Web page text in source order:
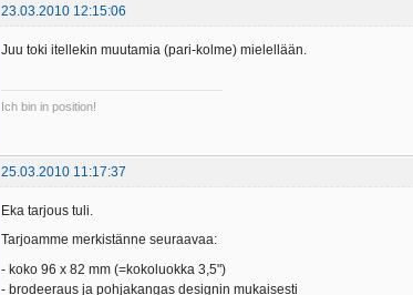
23.03.2010 12:15:06
Juu toki itellekin muutamia (pari-kolme) mielellään.
Ich bin in position!
25.03.2010 11:17:37
Eka tarjous tuli.
Tarjoamme merkistänne seuraavaa:
- koko 96 x 82 mm (=kokoluokka 3,5")
- brodeeraus ja pohjakangas designin mukaisesti